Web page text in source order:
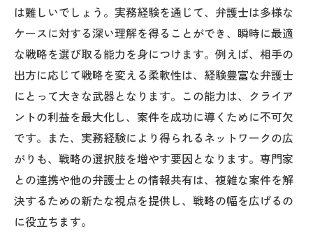
は難しいでしょう。実務経験を通じて、弁護士は多様な
ケースに対する深い理解を得ることができ、瞬時に最適
な戦略を選び取る能力を身につけます。例えば、相手の
出方に応じて戦略を変える柔軟性は、経験豊富な弁護士
にとって大きな武器となります。この能力は、クライア
ントの利益を最大化し、案件を成功に導くために不可欠
です。また、実務経験により得られるネットワークの広
がりも、戦略の選択肢を増やす要因となります。専門家
との連携や他の弁護士との情報共有は、複雑な案件を解
決するための新たな視点を提供し、戦略の幅を広げるの
に役立ちます。